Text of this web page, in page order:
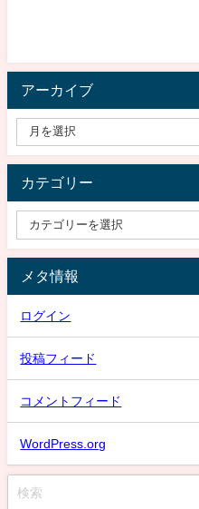
アーカイブ
カテゴリー
メタ情報
ログイン
投稿フィード
コメントフィード
WordPress.org